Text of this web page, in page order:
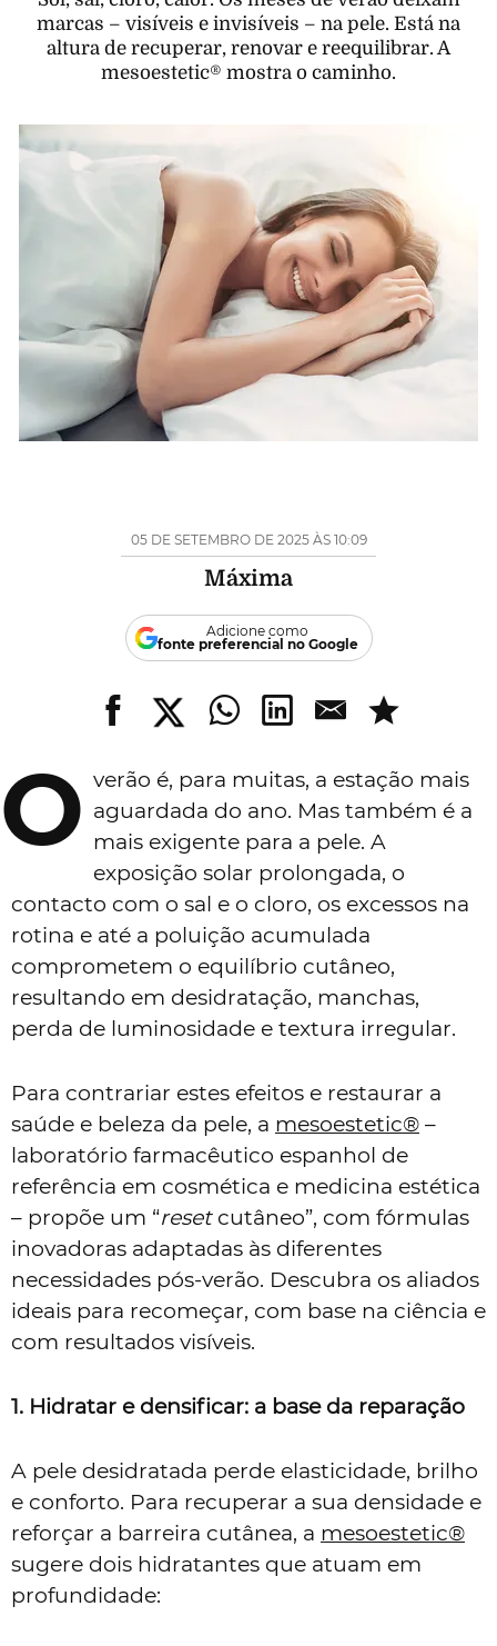
marcas – visíveis e invisíveis – na pele. Está na
altura de recuperar, renovar e reequilibrar. A
mesoestetic® mostra o caminho.
05 DE SETEMBRO DE 2025 ÀS 10:09
Máxima
Adicione como
fonte preferencial no Google
O verão é, para muitas, a estação mais
aguardada do ano. Mas também é a
mais exigente para a pele. A
exposição solar prolongada, o
contacto com o sal e o cloro, os excessos na
rotina e até a poluição acumulada
comprometem o equilíbrio cutâneo,
resultando em desidratação, manchas,
perda de luminosidade e textura irregular.
Para contrariar estes efeitos e restaurar a
saúde e beleza da pele, a mesoestetic® –
laboratório farmacêutico espanhol de
referência em cosmética e medicina estética
– propõe um “resetcutâneo”, com fórmulas
inovadoras adaptadas às diferentes
necessidades pós-verão. Descubra os aliados
ideais para recomeçar, com base na ciência e
com resultados visíveis.
1. Hidratar e densificar: a base da reparação
A pele desidratada perde elasticidade, brilho
e conforto. Para recuperar a sua densidade e
reforçar a barreira cutânea, a mesoestetic®
sugere dois hidratantes que atuam em
profundidade: